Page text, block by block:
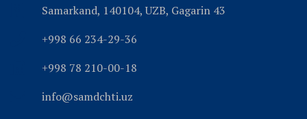
Samarkand, 140104, UZB, Gagarin 43
+998 66 234-29-36
+998 78 210-00-18
info@samdchti.uz